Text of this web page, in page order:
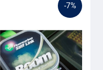
-7%